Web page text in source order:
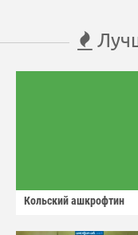
Кольский ашкрофтин